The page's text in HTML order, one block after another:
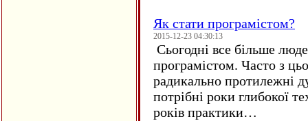
Як стати програмістом?
2015-12-23 04:30:13
Сьогодні все більше
програмістом. Часто з
радикально протилежні
потрібні роки глибокої
років практики…